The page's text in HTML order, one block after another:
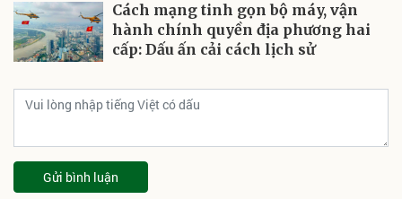
Cách mạng tinh gọn bộ máy, vận
hành chính quyền địa phương hai
cấp: Dấu ấn cải cách lịch sử
Gửi bình luận